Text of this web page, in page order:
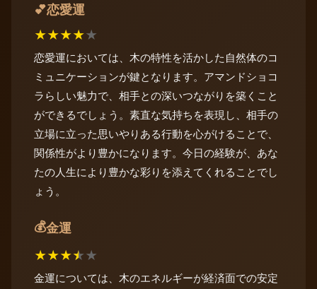
💕恋愛運
★★★★★
恋愛運においては、木の特性を活かした自然体のコ
ミュニケーションが鍵となります。アマンドショコ
ラらしい魅力で、相手との深いつながりを築くこと
ができるでしょう。素直な気持ちを表現し、相手の
立場に立った思いやりある行動を心がけることで、
関係性がより豊かになります。今日の経験が、あな
たの人生により豊かな彩りを添えてくれることでし
ょう。
💰金運
★★★★★
金運については、木のエネルギーが経済面での安定